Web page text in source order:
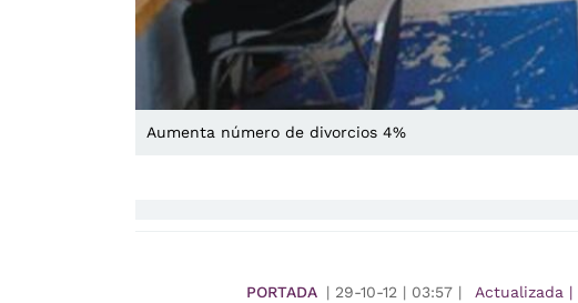
Aumenta número de divorcios 4%
PORTADA | 29-10-12 | 03:57 | Actualizada |